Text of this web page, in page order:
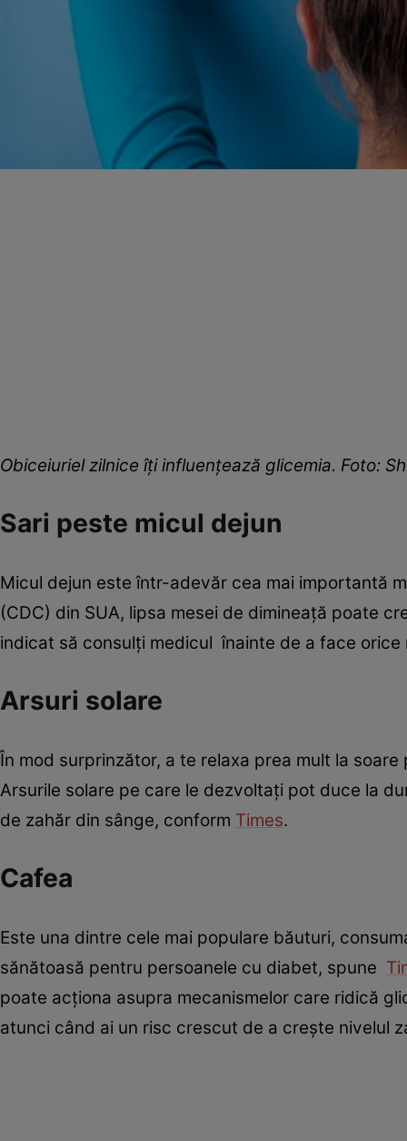
Obiceiuriel zilnice îți influențează glicemia. Foto:
Sari peste micul dejun
Micul dejun este într-adevăr cea mai importantă
(CDC) din SUA, lipsa mesei de dimineață poate
indicat să consulți medicul înainte de a face
Arsuri solare
În mod surprinzător, a te relaxa prea mult la
Arsurile solare pe care le dezvoltați pot duce la
de zahăr din sânge, conform Times.
Cafea
Este una dintre cele mai populare băuturi,
sănătoasă pentru persoanele cu diabet, spune
poate acționa asupra mecanismelor care ridică
atunci când ai un risc crescut de a crește nivelul